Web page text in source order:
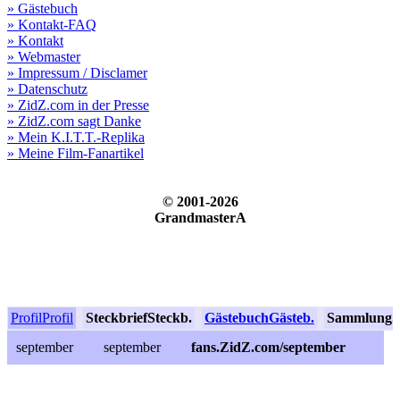
» Gästebuch
» Kontakt-FAQ
» Kontakt
» Webmaster
» Impressum / Disclamer
» Datenschutz
» ZidZ.com in der Presse
» ZidZ.com sagt Danke
» Mein K.I.T.T.-Replika
» Meine Film-Fanartikel
© 2001-2026
GrandmasterA
ProfilProfil SteckbriefSteckb. GästebuchGästeb. Sammlung
september
september fans.ZidZ.com/september